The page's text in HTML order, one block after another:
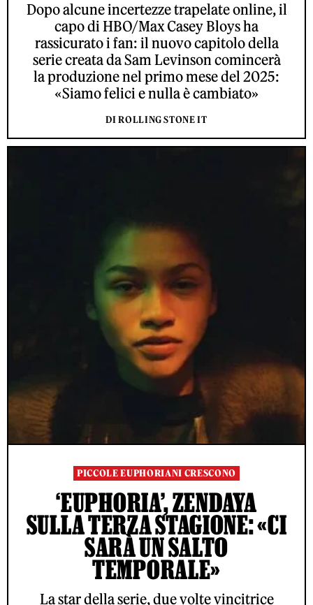
Dopo alcune incertezze trapelate online, il
capo di HBO/Max Casey Bloys ha
rassicurato i fan: il nuovo capitolo della
serie creata da Sam Levinson comincerà
la produzione nel primo mese del 2025:
«Siamo felici e nulla è cambiato»
DI ROLLING STONE IT
PICCOLE EUPHORIANI CRESCONO
‘EUPHORIA’, ZENDAYA
SULLA TERZA STAGIONE: «CI
SARÀ UN SALTO
TEMPORALE»
La star della serie, due volte vincitrice